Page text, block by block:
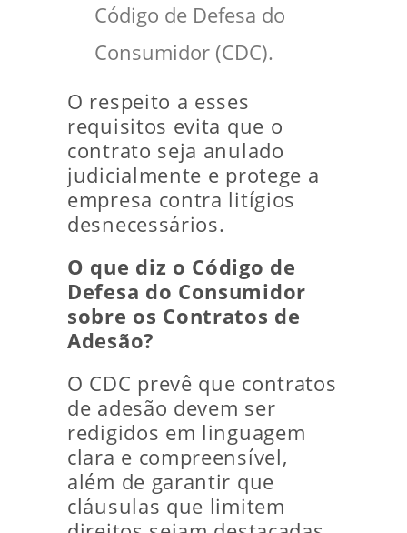
Código de Defesa do
Consumidor (CDC).
O respeito a esses
requisitos evita que o
contrato seja anulado
judicialmente e protege a
empresa contra litígios
desnecessários.
O que diz o Código de
Defesa do Consumidor
sobre os Contratos de
Adesão?
O CDC prevê que contratos
de adesão devem ser
redigidos em linguagem
clara e compreensível,
além de garantir que
cláusulas que limitem